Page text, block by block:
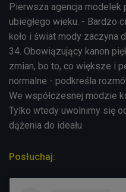
Pierwsza agencja modelek
ubiegłego wieku. - Bardzo
koło i świat mody zaczyna
34. Obowiązujący kanon
zmian, bo to, co większe i
normalne - podkreśla
We współczesnej modzie
Tylko wtedy uwolnimy się
dążenia do ideału.
Posłuchaj: